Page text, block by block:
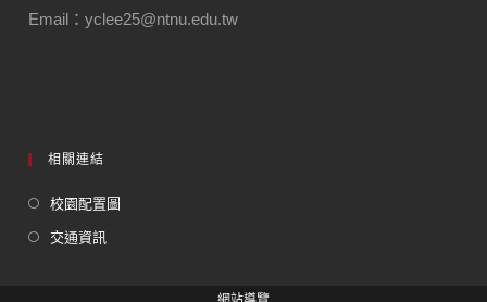
Email：yclee25@ntnu.edu.tw
相關連結
校園配置圖
交通資訊